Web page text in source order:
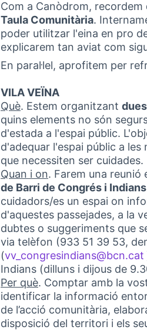
Com a Canòdrom,
Taula Comunitària.
poder utilitzar l'eina en pro
explicarem tan aviat com
En paral·lel, aprofitem per
VILA VEÏNA
Què. Estem organitzant
quins elements no són
d'estada a l'espai públic.
d'adequar l'espai públic a les
que necessiten ser cuidades.
Quan i on. Farem una reunió
de Barri de Congrés i Indians
cuidadors/es un espai on
d'aquestes passejades, a la
dubtes o suggeriments que
via telèfon (933 51 39 53,
(vv_congresindians@bcn.cat
Indians (dilluns i dijous de
Per què. Comptar amb la
identificar la informació
de l’acció comunitària,
disposició del territori i els